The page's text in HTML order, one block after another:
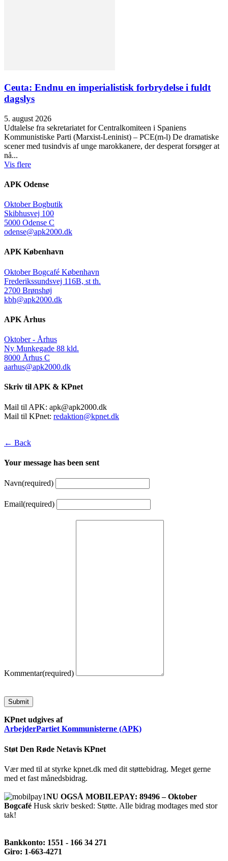
Ceuta: Endnu en imperialistisk forbrydelse i fuldt
dagslys
5. august 2026
Udtalelse fra sekretariatet for Centralkomiteen i Spaniens
Kommunistiske Parti (Marxist-Leninist) – PCE(m-l) De dramatiske
scener med tusindvis af unge marokkanere, der desperat forsøger at
nå...
Vis flere
APK Odense
Oktober Bogbutik
Skibhusvej 100
5000 Odense C
odense@apk2000.dk
APK København
Oktober Bogcafé København
Frederikssundsvej 116B, st th.
2700 Brønshøj
kbh@apk2000.dk
APK Århus
Oktober - Århus
Ny Munkegade 88 kld.
8000 Århus C
aarhus@apk2000.dk
Skriv til APK & KPnet
Mail til APK: apk@apk2000.dk
Mail til KPnet: redaktion@kpnet.dk
← Back
Your message has been sent
Navn(required)
Email(required)
Kommentar(required)
Submit
KPnet udgives af
ArbejderPartiet Kommunisterne (APK)
Støt Den Røde Netavis KPnet
Vær med til at styrke kpnet.dk med dit støttebidrag. Meget gerne
med et fast månedsbidrag.
NU OGSÅ MOBILEPAY: 89496 – Oktober
Bogcafé Husk skriv besked: Støtte. Alle bidrag modtages med stor
tak!
Bankkonto: 1551 - 166 34 271
Giro: 1-663-4271